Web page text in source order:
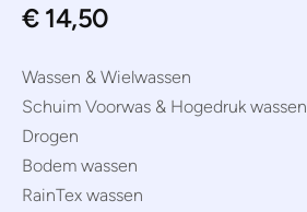
Wassen & Wielwassen
Schuim Voorwas & Hogedruk wassen
Drogen
Bodem wassen
RainTex wassen
€14,50